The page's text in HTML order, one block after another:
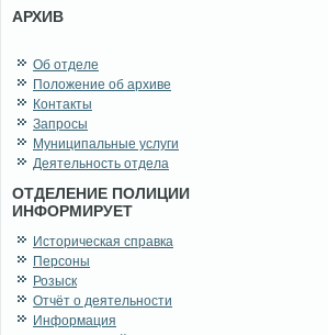
АРХИВ
Об отделе
Положение об архиве
Контакты
Запросы
Муниципальные услуги
Деятельность отдела
ОТДЕЛЕНИЕ ПОЛИЦИИ
ИНФОРМИРУЕТ
Историческая справка
Персоны
Розыск
Отчёт о деятельности
Информация